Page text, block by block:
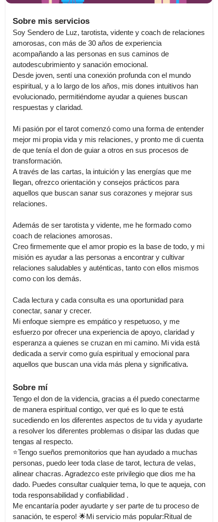
Sobre mis servicios
Soy Sendero de Luz, tarotista, vidente y coach de relaciones
amorosas, con más de 30 años de experiencia
acompañando a las personas en sus caminos de
autodescubrimiento y sanación emocional.
Desde joven, sentí una conexión profunda con el mundo
espiritual, y a lo largo de los años, mis dones intuitivos han
evolucionado, permitiéndome ayudar a quienes buscan
respuestas y claridad.
Mi pasión por el tarot comenzó como una forma de entender
mejor mi propia vida y mis relaciones, y pronto me di cuenta
de que tenía el don de guiar a otros en sus procesos de
transformación.
A través de las cartas, la intuición y las energías que me
llegan, ofrezco orientación y consejos prácticos para
aquellos que buscan sanar sus corazones y mejorar sus
relaciones.
Además de ser tarotista y vidente, me he formado como
coach de relaciones amorosas.
Creo firmemente que el amor propio es la base de todo, y mi
misión es ayudar a las personas a encontrar y cultivar
relaciones saludables y auténticas, tanto con ellos mismos
como con los demás.
Cada lectura y cada consulta es una oportunidad para
conectar, sanar y crecer.
Mi enfoque siempre es empático y respetuoso, y me
esfuerzo por ofrecer una experiencia de apoyo, claridad y
esperanza a quienes se cruzan en mi camino. Mi vida está
dedicada a servir como guía espiritual y emocional para
aquellos que buscan una vida más plena y significativa.
Sobre mí
Tengo el don de la videncia, gracias a él puedo conectarme
de manera espiritual contigo, ver qué es lo que te está
sucediendo en los diferentes aspectos de tu vida y ayudarte
a resolver los diferentes problemas o disipar las dudas que
tengas al respecto.
⭐Tengo sueños premonitorios que han ayudado a muchas
personas, puedo leer toda clase de tarot, lectura de velas,
alinear chacras. Agradezco este privilegio que dios me ha
dado. Puedes consultar cualquier tema, lo que te aqueja, con
toda responsabilidad y confiabilidad .
Me encantaría poder ayudarte y ser parte de tu proceso de
sanación, te espero! 🌟Mi servicio más popular:Ritual de